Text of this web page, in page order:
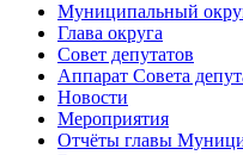
Муниципальный
Глава округа
Совет депутатов
Аппарат Совета
Новости
Мероприятия
Отчёты главы